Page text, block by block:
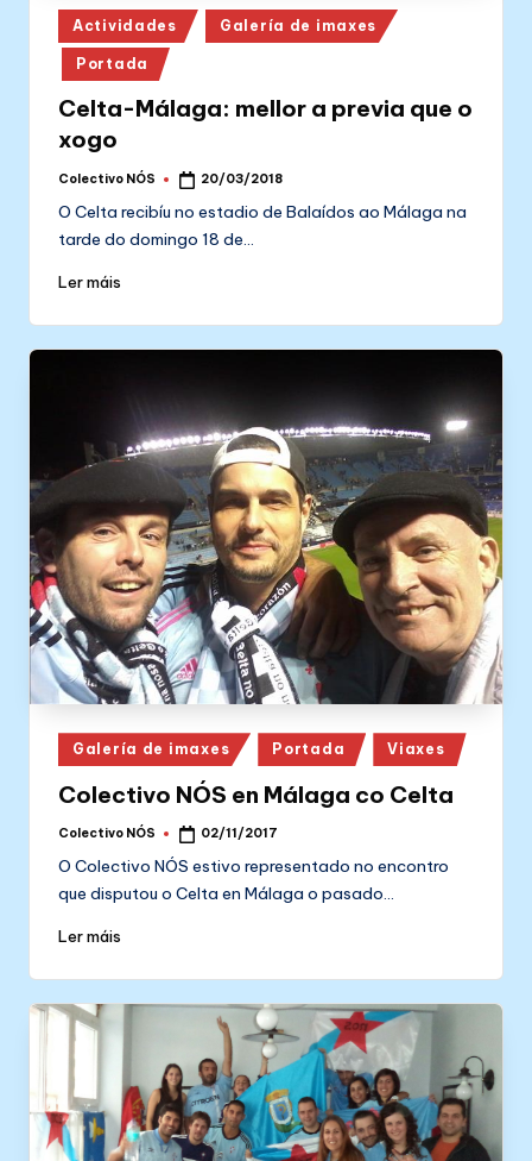
Posted
in
Actividades Galería de imaxes
Portada
Celta-Málaga: mellor a previa que o
xogo
Posted
Colectivo NÓS 20/03/2018
O Celta recibíu no estadio de Balaídos ao Málaga na
tarde do domingo 18 de…
Ler máis
Posted
in
Galería de imaxes Portada Viaxes
Colectivo NÓS en Málaga co Celta
Posted
Colectivo NÓS 02/11/2017
O Colectivo NÓS estivo representado no encontro
que disputou o Celta en Málaga o pasado…
Ler máis